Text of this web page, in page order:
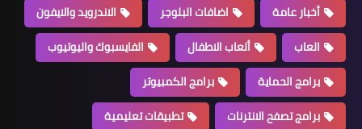
أخبار عامة اضافات البلوجر
الاندرويد والايفون
العاب
ألعاب الاطفال
الفايسبوك واليوتيوب
برامج الحماية
برامج الكمبيوتر
برامج تصفح الانترنات
تطبيقات تعليمية